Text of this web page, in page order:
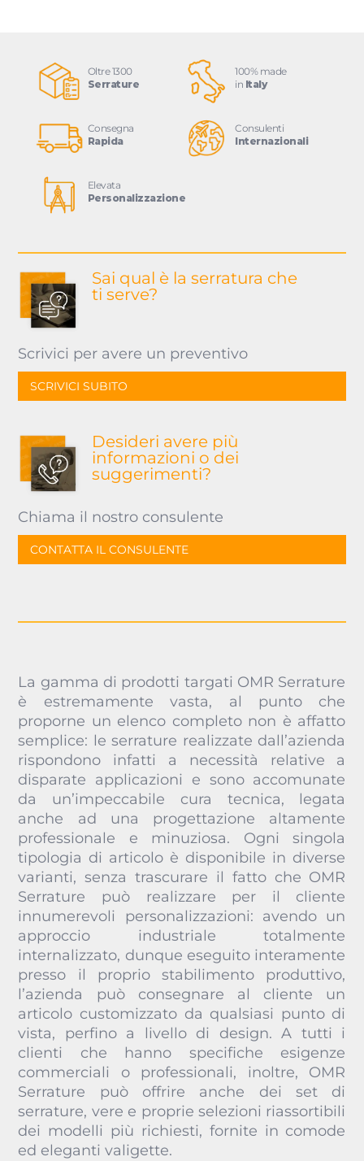
Oltre 1300
Serrature
100% made
in Italy
Consegna
Rapida
Consulenti
Internazionali
Elevata
Personalizzazione
Sai qual è la serratura che
ti serve?
Scrivici per avere un preventivo
SCRIVICI SUBITO
Desideri avere più
informazioni o dei
suggerimenti?
Chiama il nostro consulente
CONTATTA IL CONSULENTE
La gamma di prodotti targati OMR Serrature
è estremamente vasta, al punto che
proporne un elenco completo non è affatto
semplice: le serrature realizzate dall’azienda
rispondono infatti a necessità relative a
disparate applicazioni e sono accomunate
da un’impeccabile cura tecnica, legata
anche ad una progettazione altamente
professionale e minuziosa. Ogni singola
tipologia di articolo è disponibile in diverse
varianti, senza trascurare il fatto che OMR
Serrature può realizzare per il cliente
innumerevoli personalizzazioni: avendo un
approccio industriale totalmente
internalizzato, dunque eseguito interamente
presso il proprio stabilimento produttivo,
l’azienda può consegnare al cliente un
articolo customizzato da qualsiasi punto di
vista, perfino a livello di design. A tutti i
clienti che hanno specifiche esigenze
commerciali o professionali, inoltre, OMR
Serrature può offrire anche dei set di
serrature, vere e proprie selezioni riassortibili
dei modelli più richiesti, fornite in comode
ed eleganti valigette.